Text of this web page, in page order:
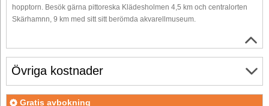
hopptorn. Besök gärna pittoreska Klädesholmen 4,5 km och centralorten
Skärhamnn, 9 km med sitt sitt berömda akvarellmuseum.
Övriga kostnader
Gratis avbokning